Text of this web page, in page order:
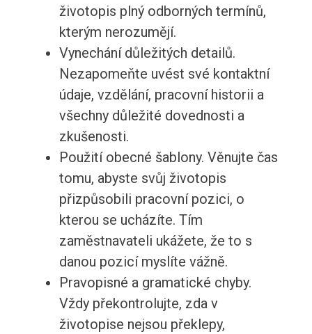
životopis plný odborných termínů,
kterým nerozumějí.
Vynechání důležitých detailů.
Nezapomeňte uvést své kontaktní
údaje, vzdělání, pracovní historii a
všechny důležité dovednosti a
zkušenosti.
Použití obecné šablony. Věnujte čas
tomu, abyste svůj životopis
přizpůsobili pracovní pozici, o
kterou se ucházíte. Tím
zaměstnavateli ukážete, že to s
danou pozicí myslíte vážně.
Pravopisné a gramatické chyby.
Vždy překontrolujte, zda v
životopise nejsou překlepy,